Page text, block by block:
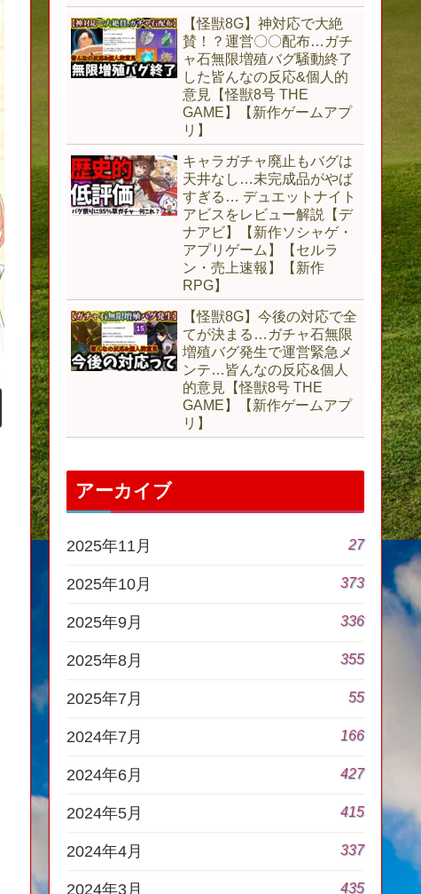
【怪獣8G】神対応で大絶
賛！？運営〇〇配布…ガチ
ャ石無限増殖バグ騒動終了
した皆んなの反応&個人的
意見【怪獣8号 THE
GAME】【新作ゲームアプ
リ】
キャラガチャ廃止もバグは
天井なし…未完成品がやば
すぎる… デュエットナイト
アビスをレビュー解説【デ
ナアビ】【新作ソシャゲ・
アプリゲーム】【セルラ
ン・売上速報】【新作
RPG】
【怪獣8G】今後の対応で全
てが決まる…ガチャ石無限
増殖バグ発生で運営緊急メ
ンテ…皆んなの反応&個人
的意見【怪獣8号 THE
GAME】【新作ゲームアプ
リ】
アーカイブ
2025年11月 27
2025年10月 373
2025年9月 336
2025年8月 355
2025年7月 55
2024年7月 166
2024年6月 427
2024年5月 415
2024年4月 337
2024年3月 435